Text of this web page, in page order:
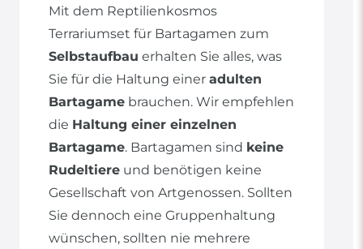
Mit dem Reptilienkosmos
Terrariumset für Bartagamen zum
Selbstaufbau erhalten Sie alles, was
Sie für die Haltung einer adulten
Bartagame brauchen. Wir empfehlen
die Haltung einer einzelnen
Bartagame. Bartagamen sind keine
Rudeltiere und benötigen keine
Gesellschaft von Artgenossen. Sollten
Sie dennoch eine Gruppenhaltung
wünschen, sollten nie mehrere